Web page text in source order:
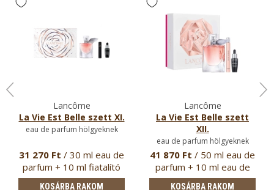
Lancôme
La Vie Est Belle szett XI.
eau de parfum hölgyeknek
31 270 Ft / 30 ml eau de
parfum + 10 ml fiatalító
…
KOSÁRBA RAKOM
Lancôme
La Vie Est Belle szett
XII.
eau de parfum hölgyeknek
41 870 Ft / 50 ml eau de
parfum + 10 ml eau de
par…
KOSÁRBA RAKOM